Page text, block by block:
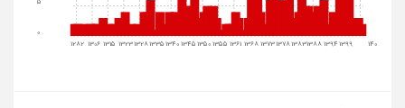
1282 1306 1315 1323132813351340 13451350 1355 1361 1368 137313781383138813941399 1404